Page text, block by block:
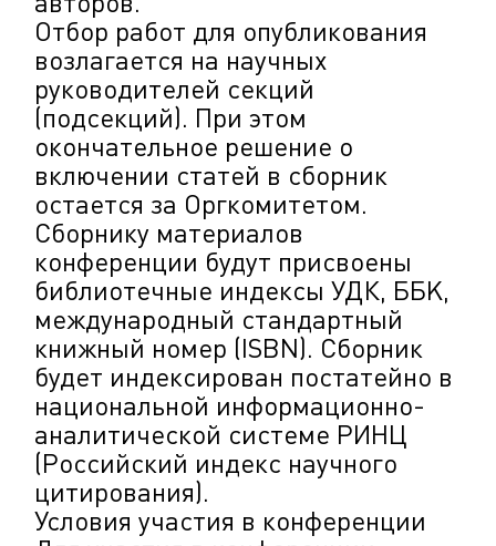
Отбор работ для опубликования
возлагается на научных
руководителей секций
(подсекций). При этом
окончательное решение о
включении статей в сборник
остается за Оргкомитетом.
Сборнику материалов
конференции будут присвоены
библиотечные индексы УДК, ББK,
международный стандартный
книжный номер (ISBN). Сборник
будет индексирован постатейно в
национальной информационно-
аналитической системе РИНЦ
(Российский индекс научного
цитирования).
Условия участия в конференции